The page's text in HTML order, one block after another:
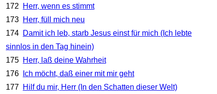
172
Herr, wenn es stimmt
173 Herr, füll mich neu
174 Damit ich leb, starb Jesus einst für mich (Ich lebte
sinnlos in den Tag hinein)
175 Herr, laß deine Wahrheit
176
Ich möcht, daß einer mit mir geht
177 Hilf du mir, Herr (In den Schatten dieser Welt)